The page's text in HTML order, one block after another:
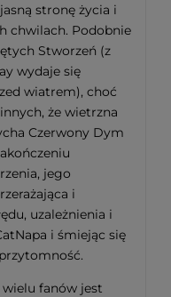
stronę życia i
chwilach. Podobnie
Stworzeń (z
wydaje się
wiatrem), choć
że wietrzna
Czerwony Dym
jego
i
uzależnienia i
i śmiejąc się
wielu fanów jest